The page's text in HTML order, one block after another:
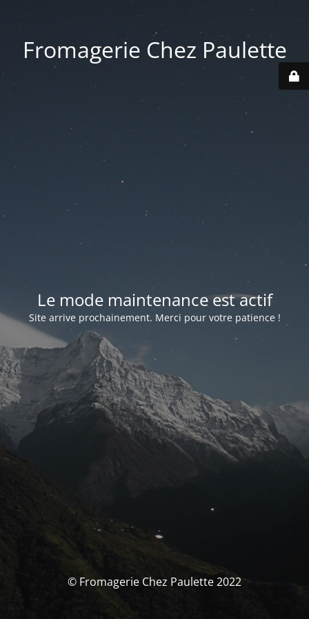
Fromagerie Chez Paulette
Le mode maintenance est actif
Site arrive prochainement. Merci pour votre patience !
© Fromagerie Chez Paulette 2022